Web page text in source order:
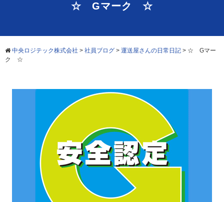
☆ Gマーク ☆
中央ロジテック株式会社 > 社員ブログ > 運送屋さんの日常日記 > ☆ Gマー
ク ☆